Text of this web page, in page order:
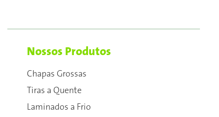
Nossos Produtos
Chapas Grossas
Tiras a Quente
Laminados a Frio